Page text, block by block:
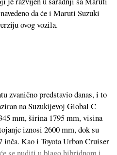
da će i Maruti Suzuki
ovog vozila.
zvanično predstavio danas, i to
na Suzukijevoj Global C
mm, širina 1795 mm, visina
iznosi 2600 mm, dok su
inča. Kao i Toyota Urban Cruiser